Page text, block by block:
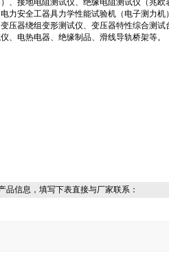
、接地电阻测试仪、绝缘电阻测试仪（兆欧
力安全工器具力学性能试验机（电子测力机
压器绕组变形测试仪、变压器特性综合测试
、电热电器、绝缘制品、滑线导轨桥架等。
品信息，填写下表直接与厂家联系：